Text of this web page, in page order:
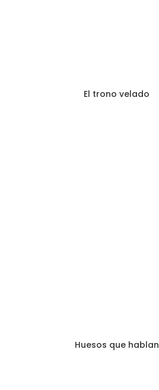
El trono velado
Huesos que hablan